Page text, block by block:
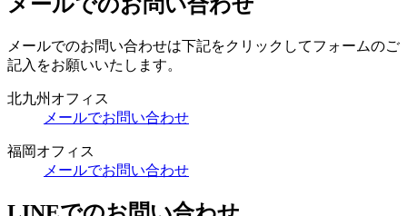
メールでのお問い合わせは下記をクリックしてフォームのご
記入をお願いいたします。
北九州オフィス
メールでお問い合わせ
福岡オフィス
メールでお問い合わせ